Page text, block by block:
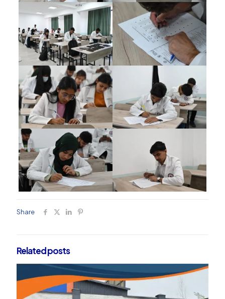
Share
Related posts